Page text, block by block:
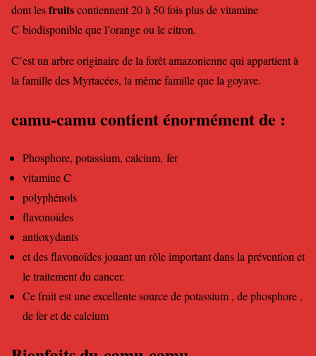
dont lesfruitscontiennent 20 à 50 fois plus de vitamine
C biodisponible que l’orange ou le citron.
C’est un arbre originaire de la forêt amazonienne qui appartient à
la famille des Myrtacées, la même famille que la goyave.
camu-camu contient énormément de :
Phosphore, potassium, calcium, fer
vitamine C
polyphénols
flavonoïdes
antioxydants
et des flavonoïdes jouant un rôle important dans la prévention et
le traitement du cancer.
Ce fruit est une excellente source de potassium , de phosphore ,
de fer et de calcium